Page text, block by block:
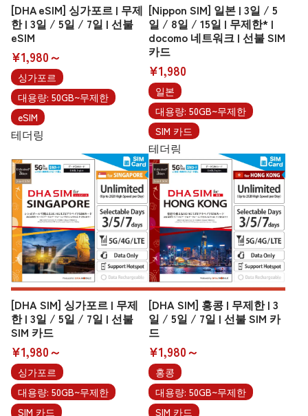
[DHA eSIM] 싱가포르 | 무제
한 | 3일 / 5일 / 7일 | 선불
eSIM
¥1,980～
싱가포르
대용량: 50GB~무제한
eSIM
테더링
[Nippon SIM] 일본 | 3일 / 5
일 / 8일 / 15일 | 무제한* |
docomo 네트워크 | 선불 SIM
카드
¥1,980
일본
대용량: 50GB~무제한
SIM 카드
테더링
[DHA SIM] 싱가포르 | 무제
한 | 3일 / 5일 / 7일 | 선불
SIM 카드
¥1,980～
싱가포르
대용량: 50GB~무제한
SIM 카드
[DHA SIM] 홍콩 | 무제한 | 3
일 / 5일 / 7일 | 선불 SIM 카
드
¥1,980～
홍콩
대용량: 50GB~무제한
SIM 카드